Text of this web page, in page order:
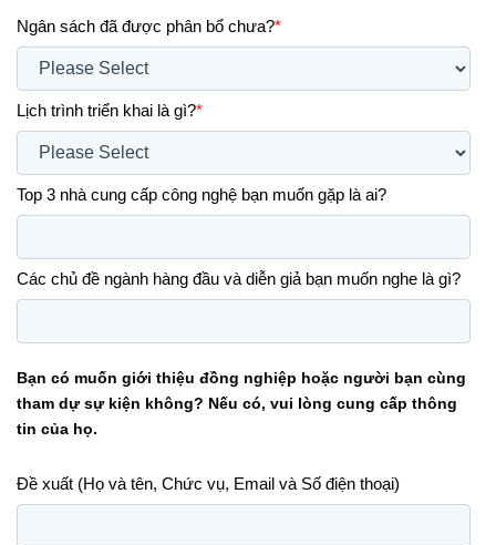
Ngân sách đã được phân bổ chưa?*
Lịch trình triển khai là gì?*
Top 3 nhà cung cấp công nghệ bạn muốn gặp là ai?
Các chủ đề ngành hàng đầu và diễn giả bạn muốn nghe là gì?
Bạn có muốn giới thiệu đồng nghiệp hoặc người bạn cùng
tham dự sự kiện không? Nếu có, vui lòng cung cấp thông
tin của họ.
Đề xuất (Họ và tên, Chức vụ, Email và Số điện thoại)